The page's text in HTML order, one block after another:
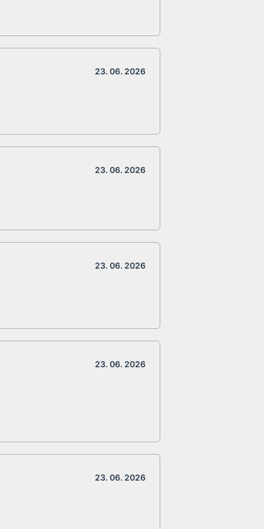
23. 06. 2026
23. 06. 2026
23. 06. 2026
23. 06. 2026
23. 06. 2026